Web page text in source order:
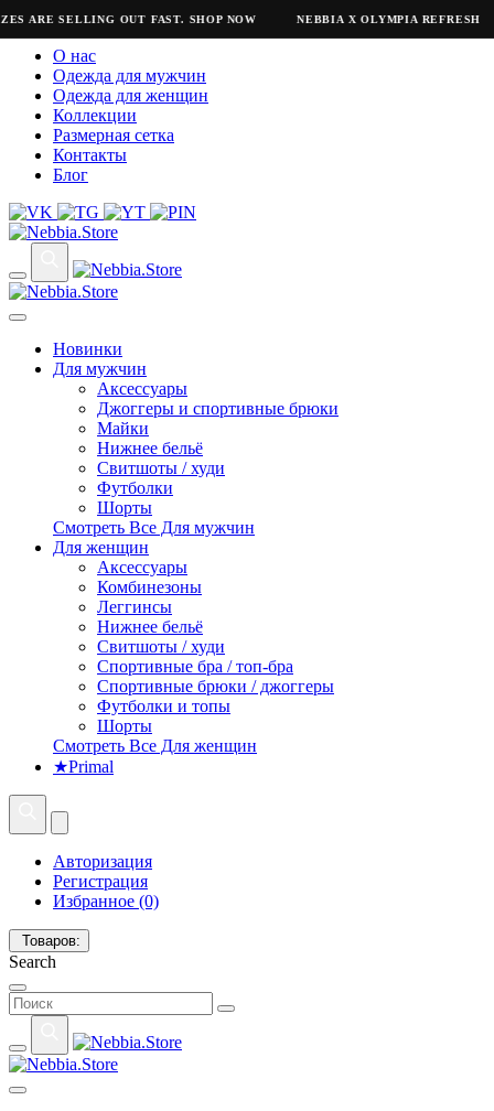
ARE SELLING OUT FAST. SHOP NOW NEBBIA X OLYMPIA REFRESH
О нас
Одежда для мужчин
Одежда для женщин
Коллекции
Размерная сетка
Контакты
Блог
Новинки
Для мужчин
Аксессуары
Джоггеры и спортивные брюки
Майки
Нижнее бельё
Свитшоты / худи
Футболки
Шорты
Смотреть Все Для мужчин
Для женщин
Аксессуары
Комбинезоны
Леггинсы
Нижнее бельё
Свитшоты / худи
Спортивные бра / топ-бра
Спортивные брюки / джоггеры
Футболки и топы
Шорты
Смотреть Все Для женщин
★Primal
Авторизация
Регистрация
Избранное (0)
Товаров:
Search